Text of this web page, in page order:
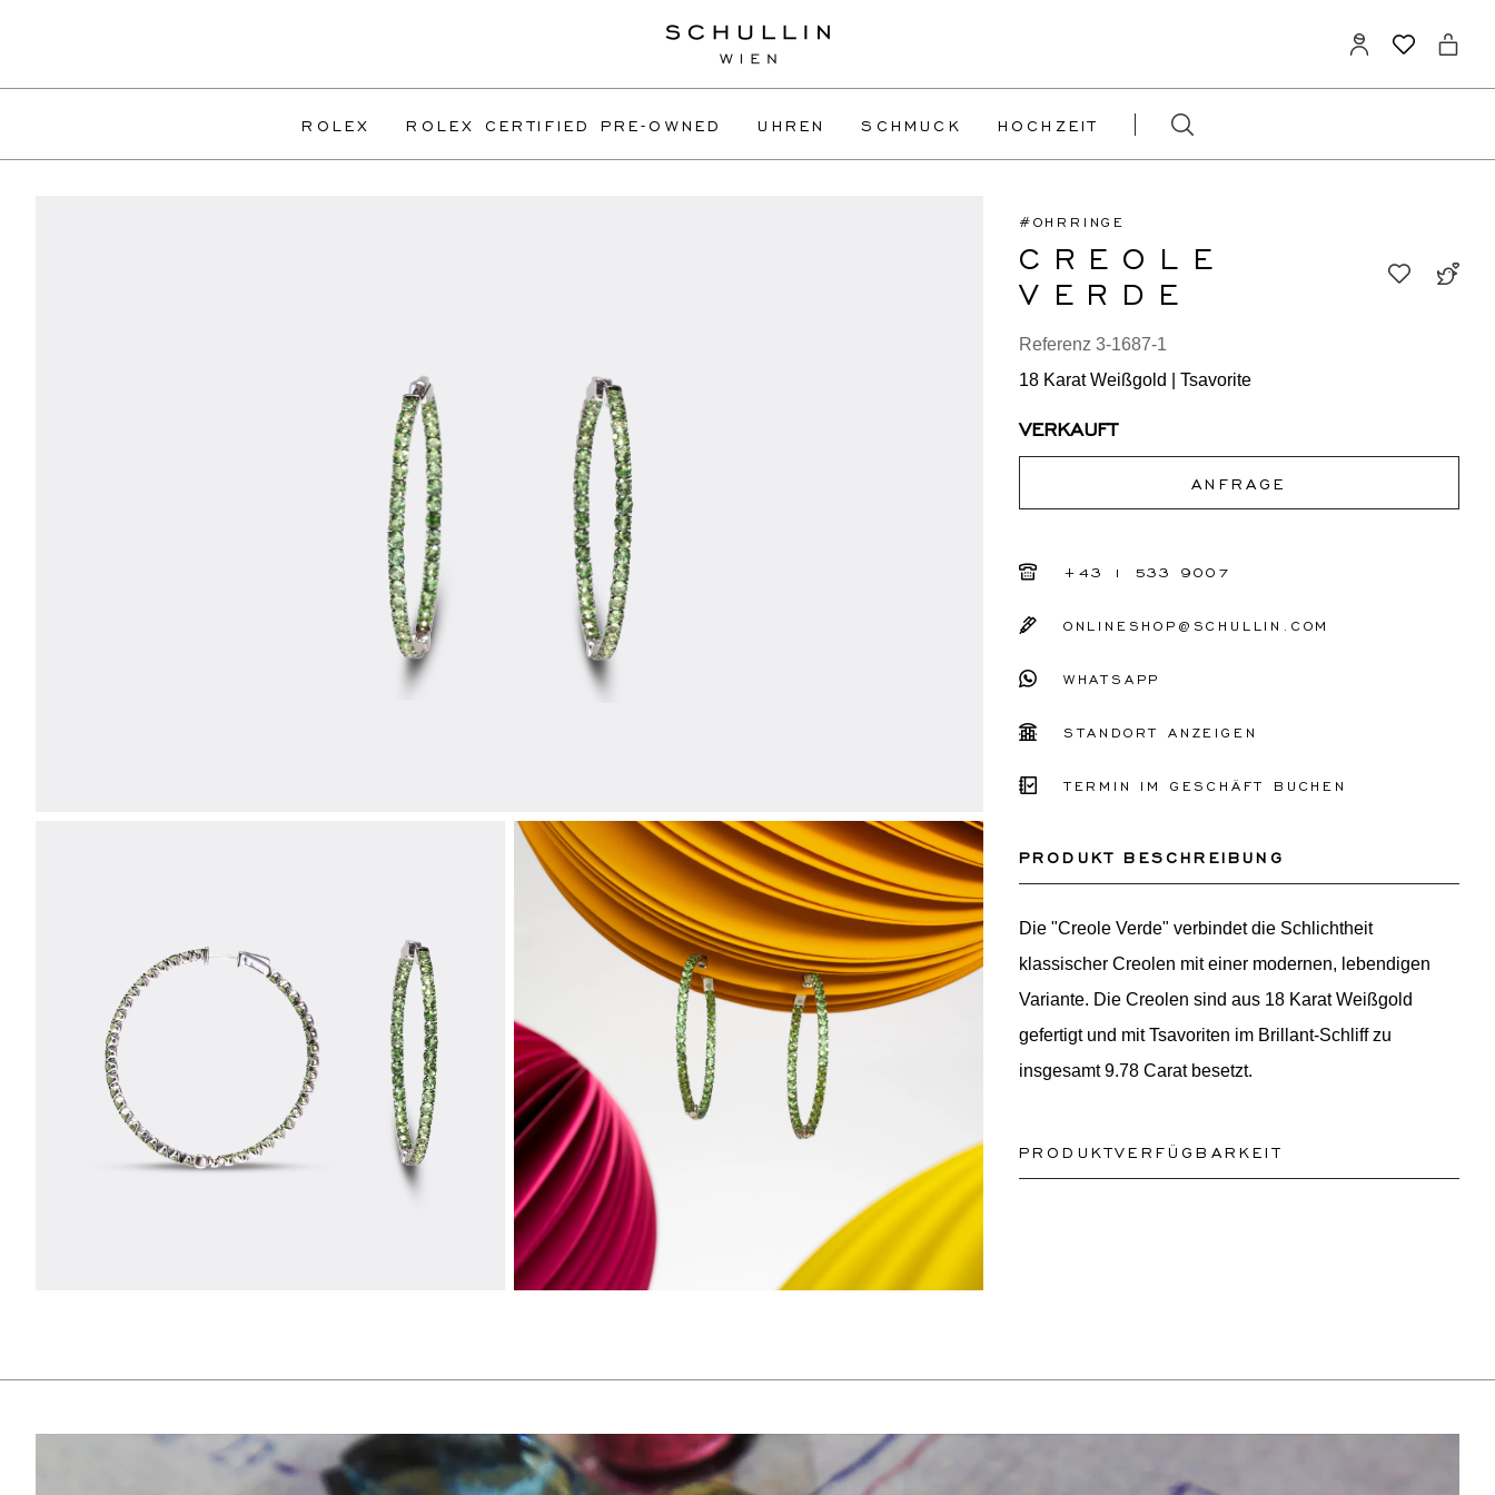
ROLEX ROLEX CERTIFIED PRE-OWNED UHREN SCHMUCK HOCHZEIT
#OHRRINGE
CREOLE
VERDE
Referenz 3-1687-1
18 Karat Weißgold | Tsavorite
VERKAUFT
ANFRAGE
+43 1 533 9007
ONLINESHOP@SCHULLIN.COM
WHATSAPP
STANDORT ANZEIGEN
TERMIN IM GESCHÄFT BUCHEN
PRODUKT BESCHREIBUNG
Die "Creole Verde" verbindet die Schlichtheit
klassischer Creolen mit einer modernen, lebendigen
Variante. Die Creolen sind aus 18 Karat Weißgold
gefertigt und mit Tsavoriten im Brillant-Schliff zu
insgesamt 9.78 Carat besetzt.
PRODUKTVERFÜGBARKEIT